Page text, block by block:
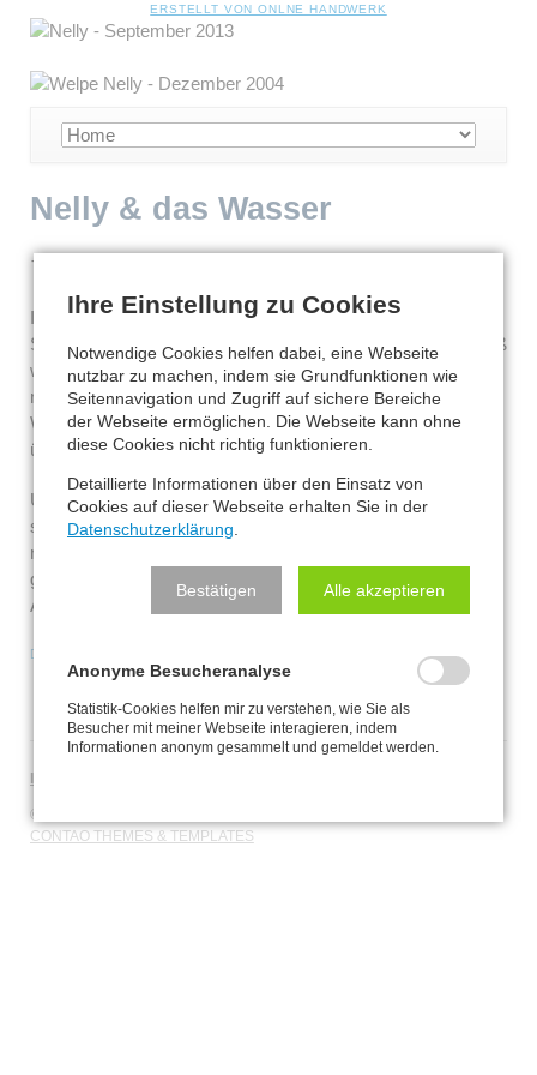
NAVIGATION
ÜBERSPRINGEN
ERSTELLT VON ONLNE HANDWERK
Navigation
Nelly & das Wasser
Tagebucheintrag von Nelly
Ich bin Wasserscheu. Heute früh wollte Frauchen mit mir
Spazieren gehen, aber draußen hat es geregnet und das Naß
will ich überhaupt nicht. Mit viel Überredungskunst lass ich
mir ja in der Badewanne die Füsse waschen, aber wenn das
Wasser jetzt von allen Richtungen kommt, dann mag ich das
überhaupt nicht.
Und übrigens ich hab jetzt wieder was Neues, ich "fremdel",
so wie kleine Kinder das machen. Momentan mag ich nur
mein Frauchen und Herrchen, die anderen sind ja alle soooo
gefährlich, da gehen wir sicherheitshalber einmal auf
Abstand!
NAVIGATION
© JOY, NELLY & WIMPY - ALEXANDRA KREML
CONTAO THEMES & TEMPLATES
Ihre Einstellung zu Cookies
Notwendige Cookies helfen dabei, eine Webseite
nutzbar zu machen, indem sie Grundfunktionen wie
Seitennavigation und Zugriff auf sichere Bereiche
der Webseite ermöglichen. Die Webseite kann ohne
diese Cookies nicht richtig funktionieren.
Detaillierte Informationen über den Einsatz von
Cookies auf dieser Webseite erhalten Sie in der
Datenschutzerklärung.
Bestätigen Alle akzeptieren
Anonyme Besucheranalyse
Statistik-Cookies helfen mir zu verstehen, wie Sie als
Besucher mit meiner Webseite interagieren, indem
Informationen anonym gesammelt und gemeldet werden.